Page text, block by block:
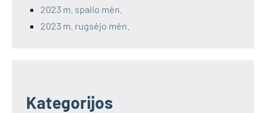
2023 m. spalio mėn.
2023 m. rugsėjo mėn.
Kategorijos